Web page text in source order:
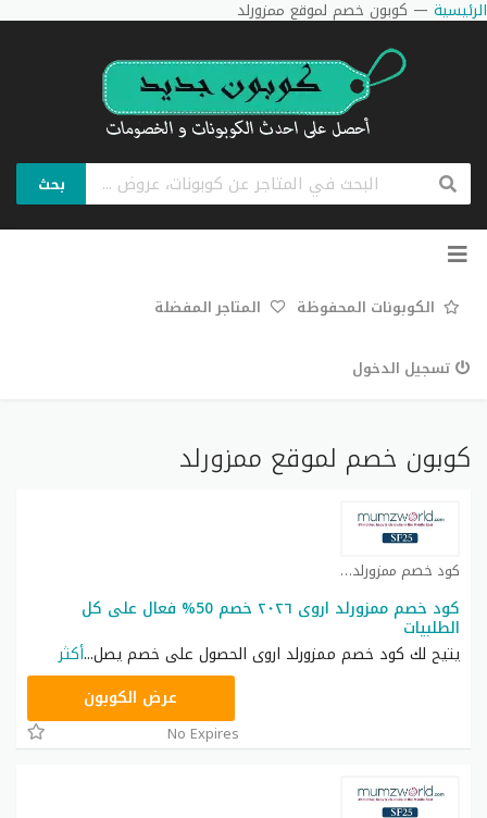
الرئيسية — كوبون خصم لموقع ممزورلد
بحث
تخطي
الكوبونات المحفوظة المتاجر المفضلة
تسجيل الدخول
كوبون خصم لموقع ممزورلد
كود خصم ممزورلد كوبون
كود خصم ممزورلد اروى ٢٠٢٦ خصم 50% فعال على كل
الطلبيات
يتيح لك كود خصم ممزورلد اروى الحصول على خصم يصل...أكثر
عرض الكوبون
No Expires